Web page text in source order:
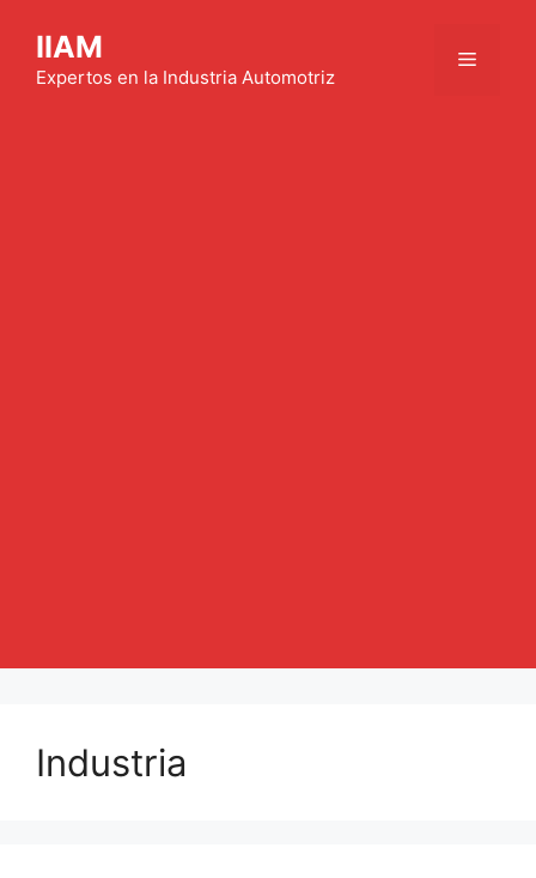
contenido
IIAM
Expertos en la Industria Automotriz
Menú
Industria